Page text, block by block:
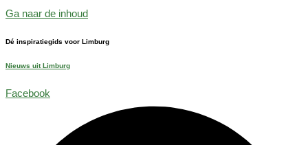
Ga naar de inhoud
Dé inspiratiegids voor Limburg
Nieuws uit Limburg
Facebook